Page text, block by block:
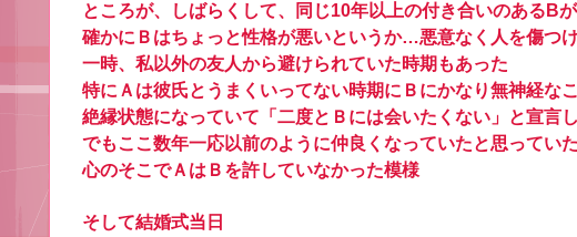
ところが、しばらくして、同じ10年以上の付き合いのあるB
確かにＢはちょっと性格が悪いというか…悪意なく人を傷つ
一時、私以外の友人から避けられていた時期もあった
特にＡは彼氏とうまくいってない時期にＢにかなり無神経な
絶縁状態になっていて「二度とＢには会いたくない」と宣言
でもここ数年一応以前のように仲良くなっていたと思ってい
心のそこでＡはＢを許していなかった模様
そして結婚式当日